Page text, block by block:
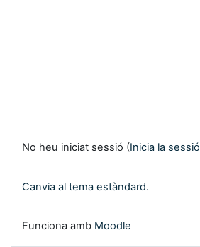
No heu iniciat sessió (Inicia la sessió
Canvia al tema estàndard.
Funciona amb Moodle